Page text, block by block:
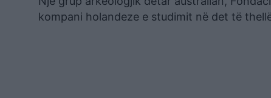
kompani holandeze e studimit në det të